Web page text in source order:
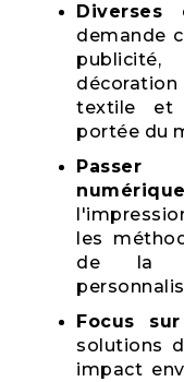
Diverses
demande
textile et
portée du
les
de la
Focus
solutions
impact